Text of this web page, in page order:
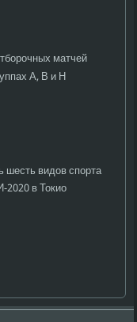
матчей
А, В и Н
шесть видов спорта
в Токио